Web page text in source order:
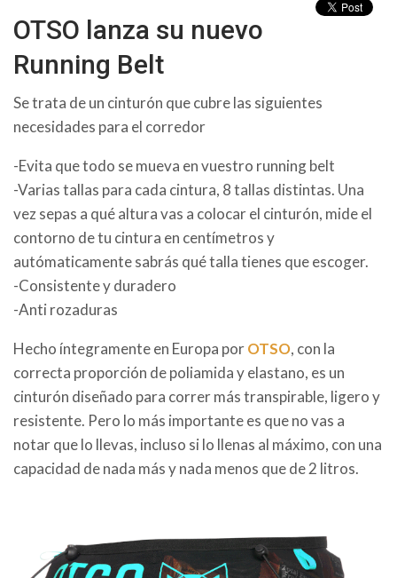
OTSO lanza su nuevo
Running Belt
Se trata de un cinturón que cubre las siguientes
necesidades para el corredor
-Evita que todo se mueva en vuestro running belt
-Varias tallas para cada cintura, 8 tallas distintas. Una
vez sepas a qué altura vas a colocar el cinturón, mide el
contorno de tu cintura en centímetros y
autómaticamente sabrás qué talla tienes que escoger.
-Consistente y duradero
-Anti rozaduras
Hecho íntegramente en Europa porOTSO, con la
correcta proporción de poliamida y elastano, es un
cinturón diseñado para correr más transpirable, ligero y
resistente. Pero lo más importante es que no vas a
notar que lo llevas, incluso si lo llenas al máximo, con una
capacidad de nada más y nada menos que de 2 litros.